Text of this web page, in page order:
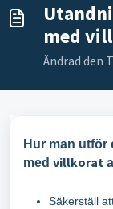
med
Ändrad den
Hur man
med villkorat
Säkerställ